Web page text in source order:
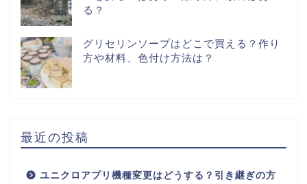
る？
グリセリンソープはどこで買える？作り
方や材料、色付け方法は？
最近の投稿
ユニクロアプリ機種変更はどうする？引き継ぎの方